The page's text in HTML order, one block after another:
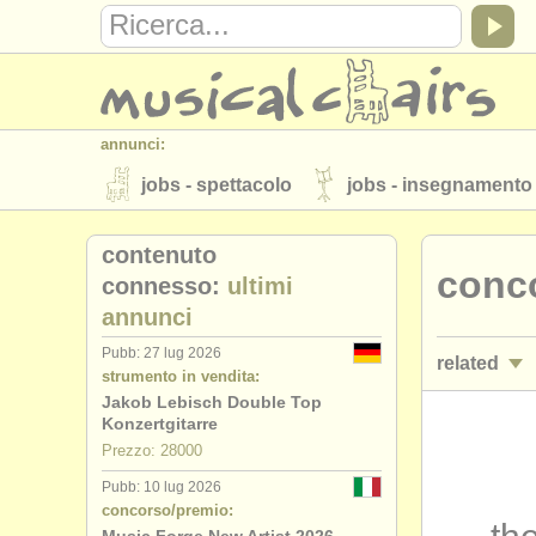
annunci:
jobs - spettacolo jobs - insegnamento
strumenti in vendita strumenti rubati
elenchi:
orchestre e teatri lirici
musicalchairs:
riguardo musicalchairs
editori:
pubblica con noi
related
degree
contenuto
connesso: ultimi
annunci
Pubb: 27 lug 2026
strumento in vendita:
Jakob Lebisch Double Top
Konzertgitarre
Prezzo: 28000
Pubb: 10 lug 2026
concorso/premio: